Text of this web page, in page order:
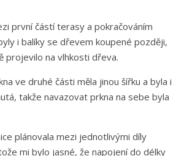
první částí terasy a pokračováním
i balíky se dřevem koupené později,
projevilo na vlhkosti dřeva.
ve druhé části měla jinou šířku a byla i
takže navazovat prkna na sebe byla
plánovala mezi jednotlivými díly
mi bylo jasné, že napojení do délky